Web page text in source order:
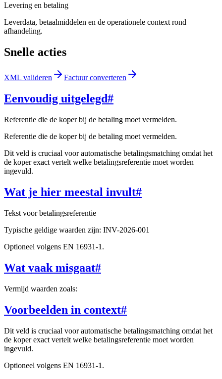
Levering en betaling
Leverdata, betaalmiddelen en de operationele context rond
afhandeling.
Snelle acties
XML valideren Factuur converteren
Eenvoudig uitgelegd#
Referentie die de koper bij de betaling moet vermelden.
Referentie die de koper bij de betaling moet vermelden.
Dit veld is cruciaal voor automatische betalingsmatching omdat het
de koper exact vertelt welke betalingsreferentie moet worden
ingevuld.
Wat je hier meestal invult#
Tekst voor betalingsreferentie
Typische geldige waarden zijn: INV-2026-001
Optioneel volgens EN 16931-1.
Wat vaak misgaat#
Vermijd waarden zoals:
Voorbeelden in context#
Dit veld is cruciaal voor automatische betalingsmatching omdat het
de koper exact vertelt welke betalingsreferentie moet worden
ingevuld.
Optioneel volgens EN 16931-1.